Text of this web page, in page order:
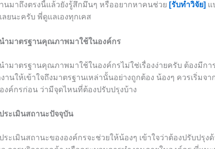
นมาถึงตรงนี้แล้วยังรู้สึกมึนๆ หรืออยากหาคนช่วย [รับทำวิจัย] แ
ลยนะครับ พี่ดูแลเองทุกเคส
ำมาตรฐานคุณภาพมาใช้ในองค์กร
ำมาตรฐานคุณภาพมาใช้ในองค์กรไม่ใช่เรื่องง่ายครับ ต้องมีกา
านให้เข้าใจถึงมาตรฐานเหล่านั้นอย่างถูกต้อง น้องๆ ควรเริ่มจ
งค์กรก่อน ว่ามีจุดไหนที่ต้องปรับปรุงบ้าง
ระเมินสถานะปัจจุบัน
ระเมินสถานะขององค์กรจะช่วยให้น้องๆ เข้าใจว่าต้องปรับปรุง